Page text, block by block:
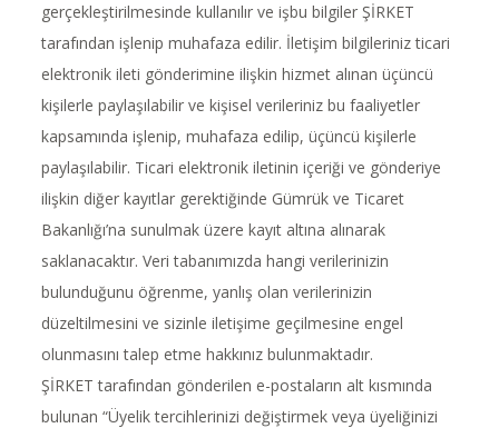
gerçekleştirilmesinde kullanılır ve işbu bilgiler ŞİRKET
tarafından işlenip muhafaza edilir. İletişim bilgileriniz ticari
elektronik ileti gönderimine ilişkin hizmet alınan üçüncü
kişilerle paylaşılabilir ve kişisel verileriniz bu faaliyetler
kapsamında işlenip, muhafaza edilip, üçüncü kişilerle
paylaşılabilir. Ticari elektronik iletinin içeriği ve gönderiye
ilişkin diğer kayıtlar gerektiğinde Gümrük ve Ticaret
Bakanlığı’na sunulmak üzere kayıt altına alınarak
saklanacaktır. Veri tabanımızda hangi verilerinizin
bulunduğunu öğrenme, yanlış olan verilerinizin
düzeltilmesini ve sizinle iletişime geçilmesine engel
olunmasını talep etme hakkınız bulunmaktadır.
ŞİRKET tarafından gönderilen e-postaların alt kısmında
bulunan “Üyelik tercihlerinizi değiştirmek veya üyeliğinizi